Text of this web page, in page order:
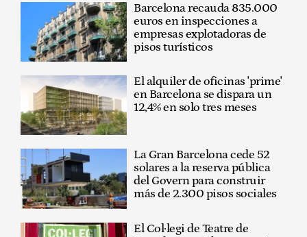
Barcelona recauda 835.000
euros en inspecciones a
empresas explotadoras de
pisos turísticos
El alquiler de oficinas 'prime'
en Barcelona se dispara un
12,4% en solo tres meses
La Gran Barcelona cede 52
solares a la reserva pública
del Govern para construir
más de 2.300 pisos sociales
El Col·legi de Teatre de